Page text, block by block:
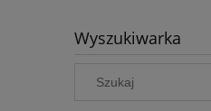
Wyszukiwarka